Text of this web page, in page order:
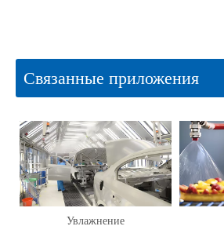
Связанные приложения
Увлажнение